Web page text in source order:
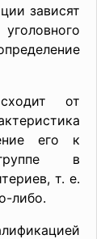
зависят
от
его к
в
т. е.
либо.